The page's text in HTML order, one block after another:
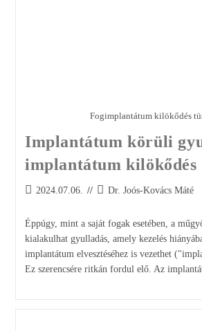
Fogimplantátum kilökődés
Implantátum körüli
implantátum kilökődés
2024.07.06. Dr. Joós-Kovács Máté
Éppúgy, mint a saját fogak esetében, a
kialakulhat gyulladás, amely kezelés
implantátum elvesztéséhez is vezethet
Ez szerencsére ritkán fordul elő. Az